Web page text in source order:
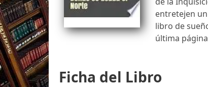
entretejen
libro de
última
Ficha del Libro